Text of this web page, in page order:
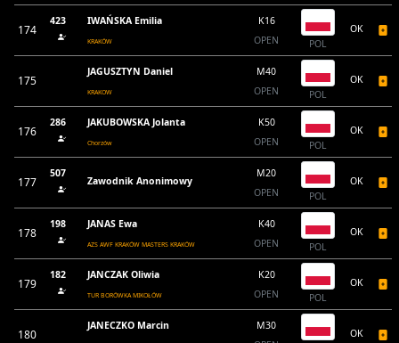
174
423 IWAŃSKA Emilia
KRAKÓW
K16
OPEN
POL
OK
175
JAGUSZTYN Daniel
KRAKOW
M40
OPEN
POL
OK
176
286 JAKUBOWSKA Jolanta
Chorzów
K50
OPEN
POL
OK
177
507
Zawodnik Anonimowy
M20
OPEN
POL
OK
178
198 JANAS Ewa
AZS AWF KRAKÓW MASTERS KRAKÓW
K40
OPEN
POL
OK
179
182 JANCZAK Oliwia
TUR BORÓWKA MIKOŁÓW
K20
OPEN
POL
OK
180
JANECZKO Marcin
M30
OK